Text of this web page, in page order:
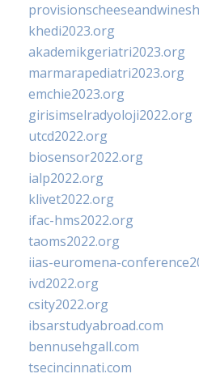
khedi2023.org
akademikgeriatri2023.org
marmarapediatri2023.org
emchie2023.org
girisimselradyoloji2022.org
utcd2022.org
biosensor2022.org
ialp2022.org
klivet2022.org
ifac-hms2022.org
taoms2022.org
iias-euromena-
ivd2022.org
csity2022.org
ibsarstudyabroad.com
bennusehgall.com
tsecincinnati.com